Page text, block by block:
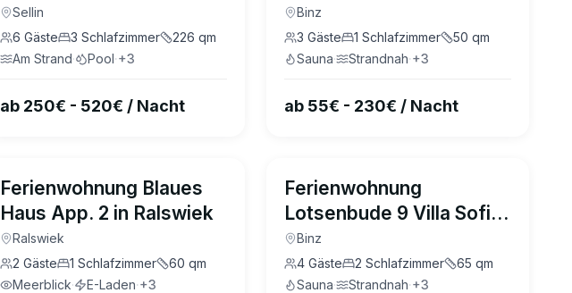
Sellin
Sellin
6 Gäste 3 Schlafzimmer 226 qm
Am Strand· Pool·+3
ab 250€ - 520€ / Nacht
Sofie Binz
Binz
3 Gäste 1 Schlafzimmer 50 qm
Sauna· Strandnah·+3
ab 55€ - 230€ / Nacht
Ferienwohnung Blaues
Haus App. 2 in Ralswiek
Ralswiek
2 Gäste 1 Schlafzimmer 60 qm
Meerblick· E-Laden·+3
Ferienwohnung
Lotsenbude 9 Villa Sofie
Binz
Binz
4 Gäste 2 Schlafzimmer 65 qm
Sauna· Strandnah·+3